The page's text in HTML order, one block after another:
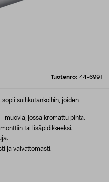
Tuotenro: 44-6991
suihkutankoihin, joiden
muovia, jossa kromattu pinta.
tai lisäpidikkeeksi.
ja vaivattomasti.